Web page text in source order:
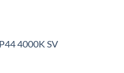
4000K SV